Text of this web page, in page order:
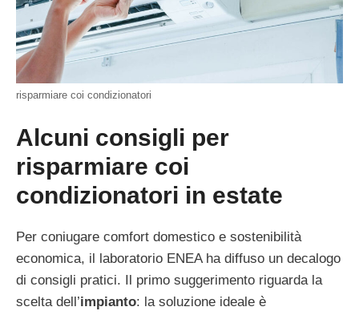
risparmiare coi condizionatori
Alcuni consigli per
risparmiare coi
condizionatori in estate
Per coniugare comfort domestico e sostenibilità
economica, il laboratorio ENEA ha diffuso un decalogo
di consigli pratici. Il primo suggerimento riguarda la
scelta dell’impianto: la soluzione ideale è